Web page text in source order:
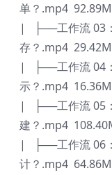
单？.mp4 92.89M
| ├──工作流 03
存？.mp4 29.42M
| ├──工作流 04
示？.mp4 16.36M
| ├──工作流 05
建？.mp4
| ├──工作流 06
计？.mp4 64.86M